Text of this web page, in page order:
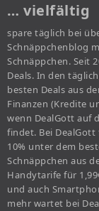
… vielfältig
spare täglich bei
Schnäppchenblog
Schnäppchen. Seit
Deals. In den
besten Deals aus
Finanzen (Kredite
wenn DealGott auf
findet. Bei
10% unter dem
Schnäppchen aus
Handytarife für
und auch
mehr wartet bei